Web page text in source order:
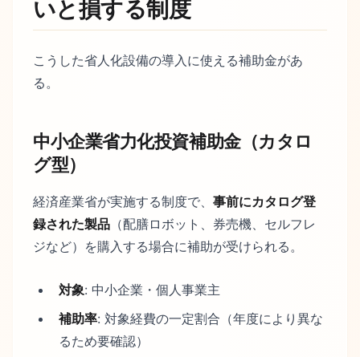
いと損する制度
こうした省人化設備の導入に使える補助金があ
る。
中小企業省力化投資補助金（カタロ
グ型）
経済産業省が実施する制度で、 事前にカタログ登
録された製品 （配膳ロボット、券売機、セルフレ
ジなど）を購入する場合に補助が受けられる。
対象: 中小企業・個人事業主
補助率: 対象経費の一定割合（年度により異な
るため要確認）